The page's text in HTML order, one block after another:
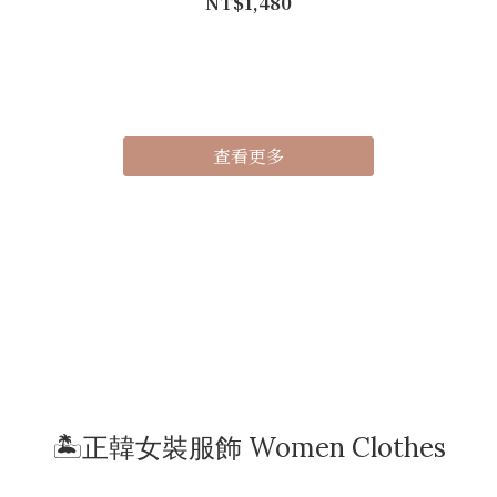
查看更多
🏝️正韓女裝服飾 Women Clothes